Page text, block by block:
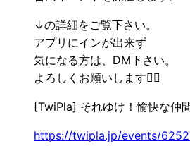
↓の詳細をご覧下さい。
アプリにインが出来ず
気になる方は、DM下さい。
よろしくお願いします🙇‍♀
[TwiPla] それゆけ！愉快な仲
https://twipla.jp/events/